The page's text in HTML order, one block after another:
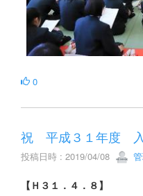
0
祝 平成３１年度
投稿日時 : 2019/04/08
【Ｈ３１．４．８】